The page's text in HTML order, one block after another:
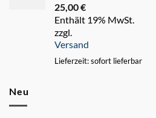
25,00€
Enthält 19% MwSt.
zzgl.
Versand
Lieferzeit: sofort lieferbar
Neu